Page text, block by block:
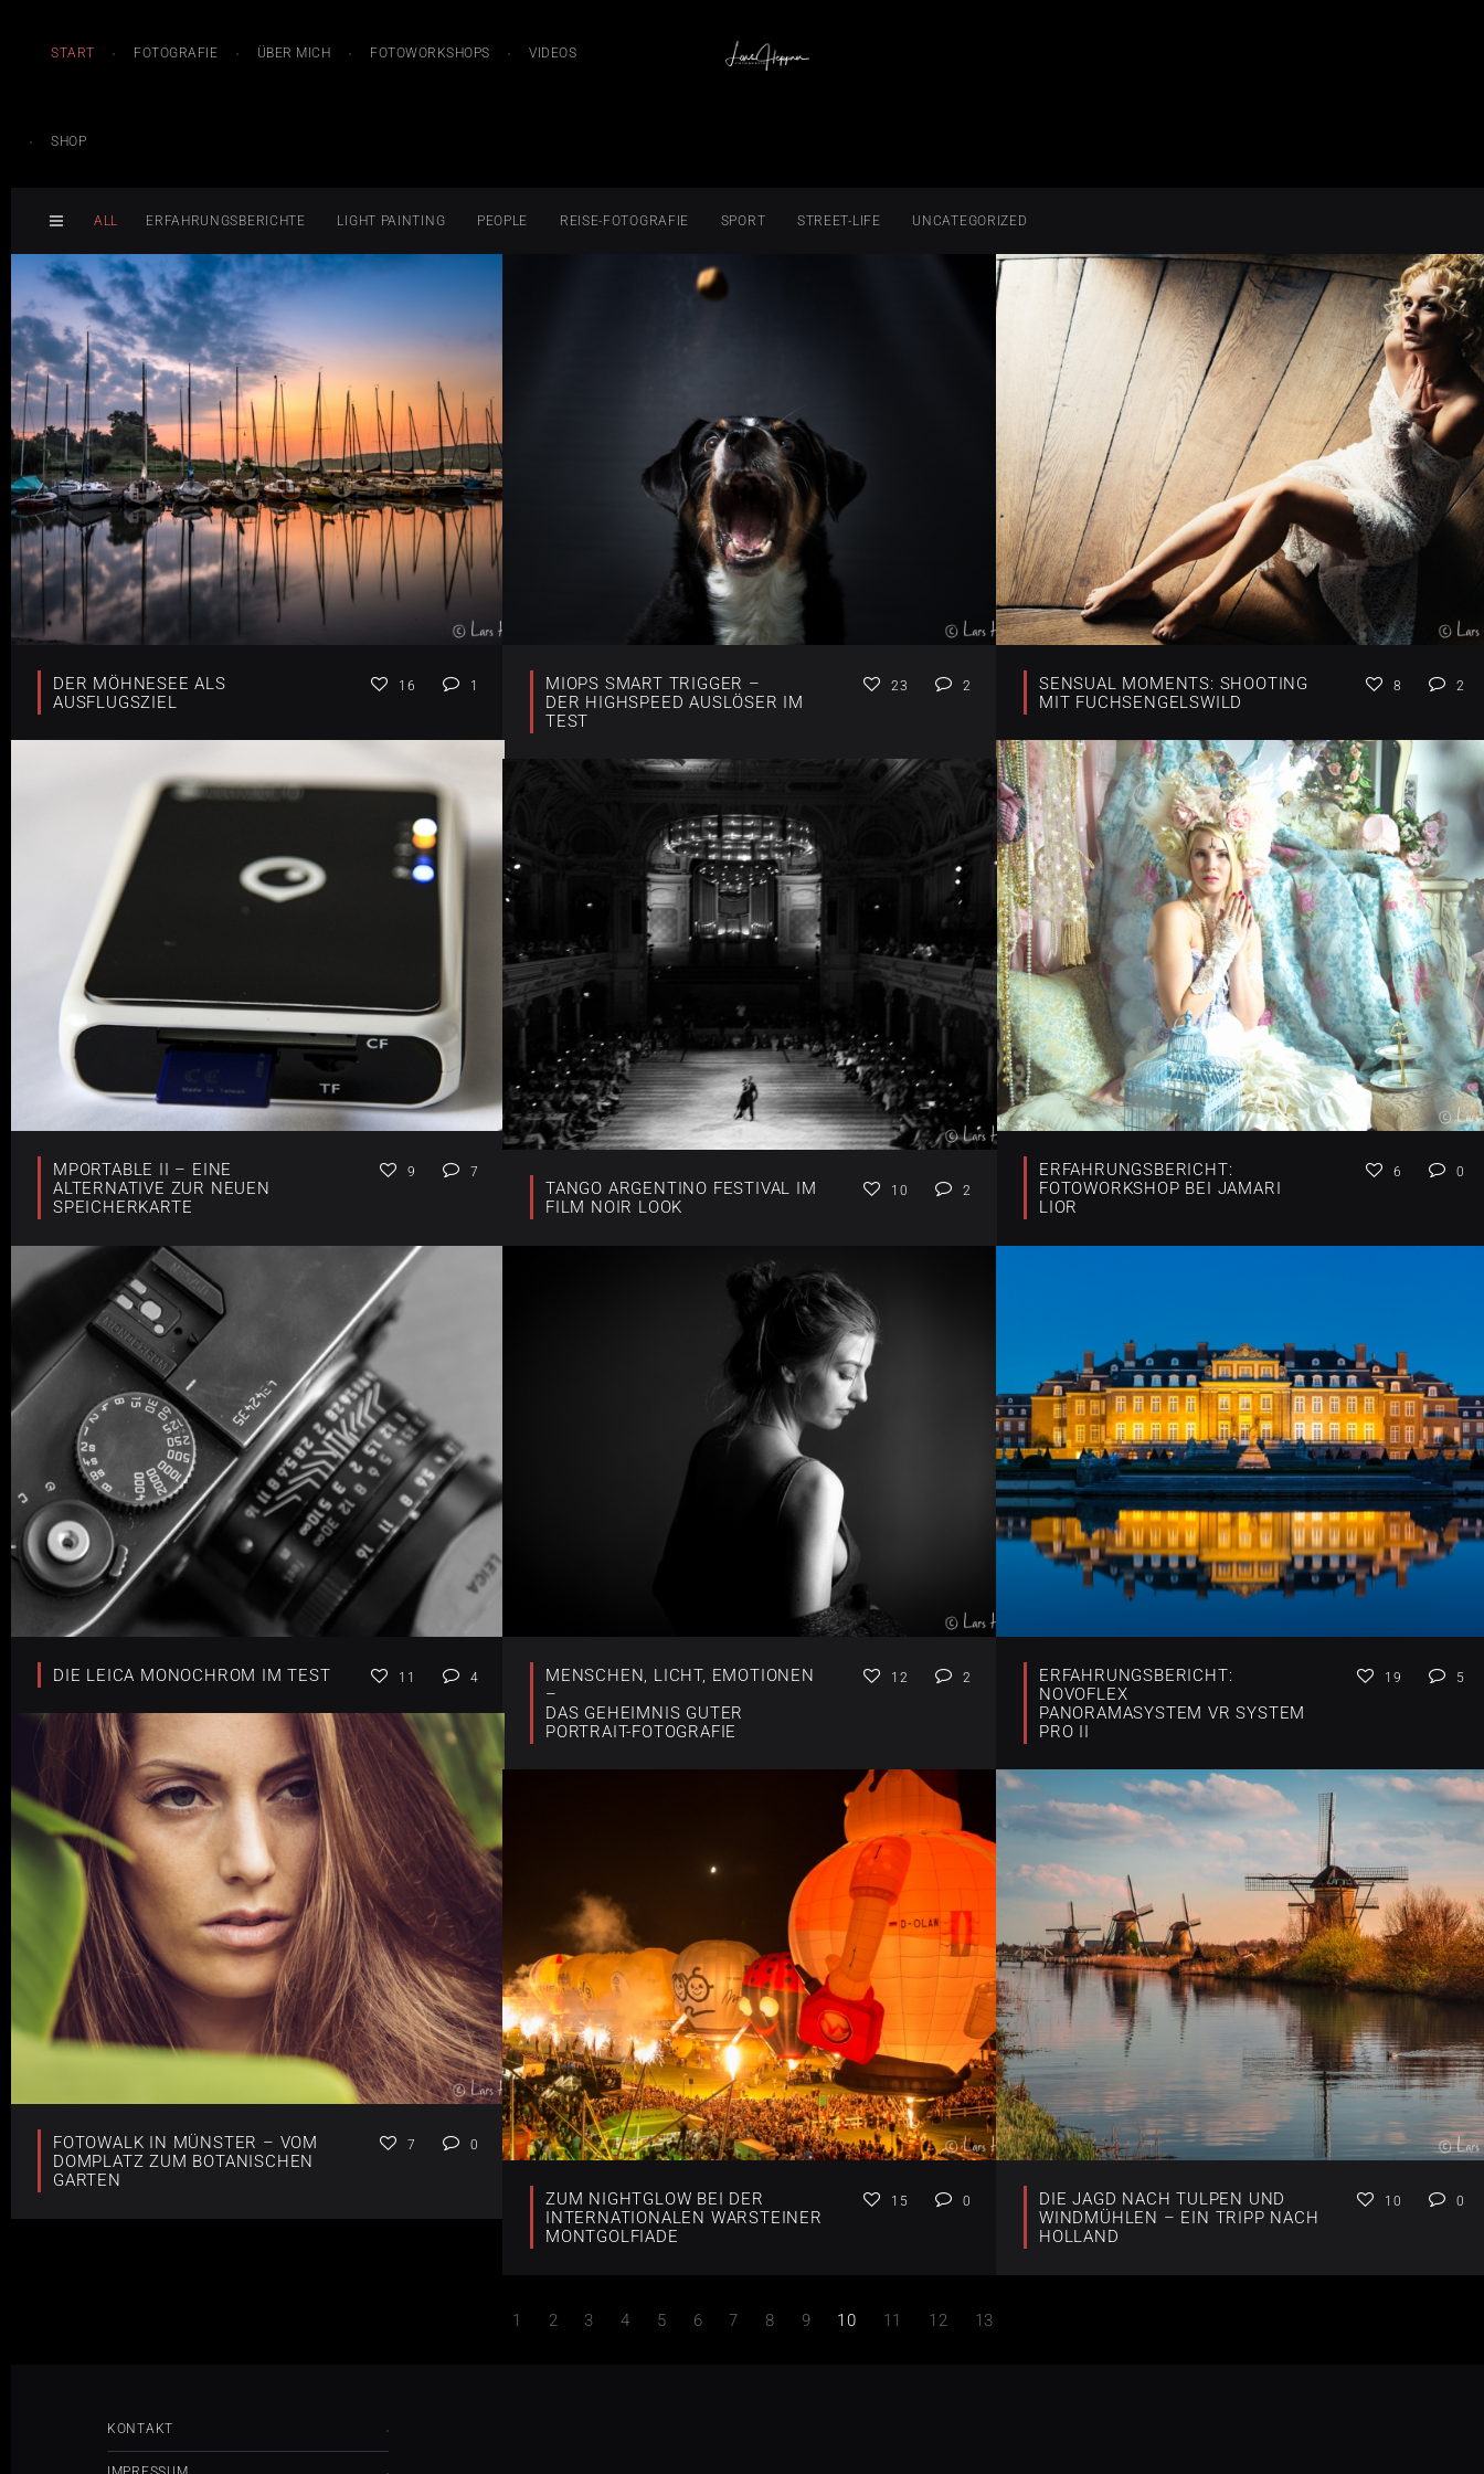
START FOTOGRAFIE ÜBER MICH FOTOWORKSHOPS VIDEOS
SHOP
ALL ERFAHRUNGSBERICHTE LIGHT PAINTING PEOPLE REISE-FOTOGRAFIE SPORT STREET-LIFE UNCATEGORIZED
DER MÖHNESEE ALS
AUSFLUGSZIEL
16 1
MIOPS SMART TRIGGER –
DER HIGHSPEED AUSLÖSER IM
TEST
23 2
SENSUAL MOMENTS: SHOOTING
MIT FUCHSENGELSWILD
8 2
MPORTABLE II – EINE
ALTERNATIVE ZUR NEUEN
SPEICHERKARTE
9 7
ERFAHRUNGSBERICHT:
FOTOWORKSHOP BEI JAMARI
LIOR
6 0
TANGO ARGENTINO FESTIVAL IM
FILM NOIR LOOK
10 2
DIE LEICA MONOCHROM IM TEST 11 4
MENSCHEN, LICHT, EMOTIONEN
–
DAS GEHEIMNIS GUTER
PORTRAIT-FOTOGRAFIE
12 2
ERFAHRUNGSBERICHT:
NOVOFLEX
PANORAMASYSTEM VR SYSTEM
PRO II
19 5
FOTOWALK IN MÜNSTER – VOM
DOMPLATZ ZUM BOTANISCHEN
GARTEN
7 0
ZUM NIGHTGLOW BEI DER
INTERNATIONALEN WARSTEINER
MONTGOLFIADE
15 0
DIE JAGD NACH TULPEN UND
WINDMÜHLEN – EIN TRIPP NACH
HOLLAND
10 0
1 2 3 4 5 6 7 8 9 10 11 12 13
KONTAKT